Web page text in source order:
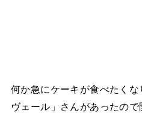
何か急にケーキが食べたく
ヴェール」さんがあったの